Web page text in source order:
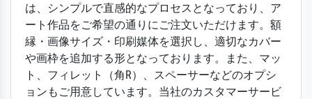
は、シンプルで直感的なプロセスとなっており、ア
ート作品をご希望の通りにご注文いただけます。額
縁・画像サイズ・印刷媒体を選択し、適切なカバー
や画枠を追加する形となっております。また、マッ
ト、フィレット（角R）、スペーサーなどのオプシ
ョンもご用意しています。当社のカスタマーサービ